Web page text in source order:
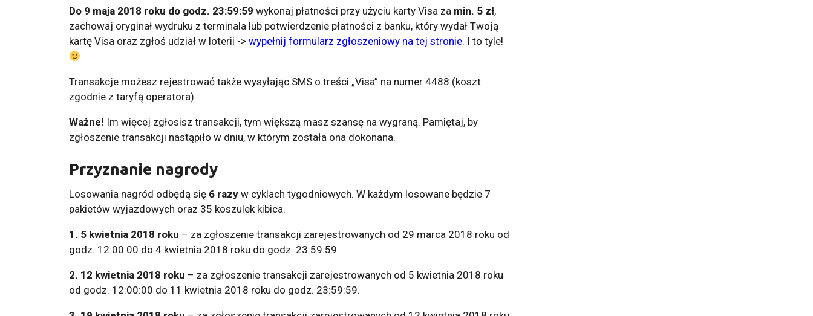
Do 9 maja 2018 roku do godz. 23:59:59 wykonaj płatności przy użyciu karty Visa za min. 5 zł,
zachowaj oryginał wydruku z terminala lub potwierdzenie płatności z banku, który wydał Twoją
kartę Visa oraz zgłoś udział w loterii -> wypełnij formularz zgłoszeniowy na tej stronie. I to tyle!
Transakcje możesz rejestrować także wysyłając SMS o treści „Visa” na numer 4488 (koszt
zgodnie z taryfą operatora).
Ważne! Im więcej zgłosisz transakcji, tym większą masz szansę na wygraną. Pamiętaj, by
zgłoszenie transakcji nastąpiło w dniu, w którym została ona dokonana.
Przyznanie nagrody
Losowania nagród odbędą się 6 razy w cyklach tygodniowych. W każdym losowane będzie 7
pakietów wyjazdowych oraz 35 koszulek kibica.
1. 5 kwietnia 2018 roku – za zgłoszenie transakcji zarejestrowanych od 29 marca 2018 roku od
godz. 12:00:00 do 4 kwietnia 2018 roku do godz. 23:59:59.
2. 12 kwietnia 2018 roku – za zgłoszenie transakcji zarejestrowanych od 5 kwietnia 2018 roku
od godz. 12:00:00 do 11 kwietnia 2018 roku do godz. 23:59:59.